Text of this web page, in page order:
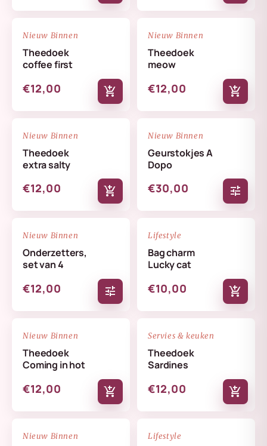
NIEUW
Nieuw Binnen
Theedoek
coffee first
€12,00 add_shopping_cart
NIEUW
Nieuw Binnen
Theedoek
meow
€12,00 add_shopping_cart
NIEUW
Nieuw Binnen
Theedoek
extra salty
€12,00 add_shopping_cart
NIEUW
Nieuw Binnen
Geurstokjes A
Dopo
€30,00 tune
NIEUW
Nieuw Binnen
Onderzetters,
set van 4
€12,00 tune
NIEUW
Lifestyle
Bag charm
Lucky cat
€10,00 add_shopping_cart
NIEUW
Nieuw Binnen
Theedoek
Coming in hot
€12,00 add_shopping_cart
NIEUW
Servies & keuken
Theedoek
Sardines
€12,00 add_shopping_cart
NIEUW
Nieuw Binnen NIEUW
Lifestyle